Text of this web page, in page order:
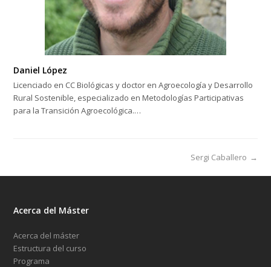
Daniel López
Licenciado en CC Biológicas y doctor en Agroecología y Desarrollo
Rural Sostenible, especializado en Metodologías Participativas
para la Transición Agroecológica.…
Sergi Caballero →
Acerca del Máster
Acerca del máster
Estructura del curso
Programa